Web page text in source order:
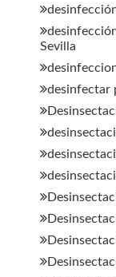
Sevilla
desinfectar